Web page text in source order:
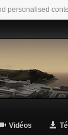
personalised
Vidéos